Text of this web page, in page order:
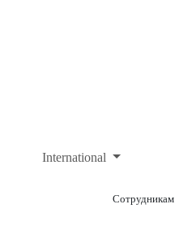
International
Сотрудникам